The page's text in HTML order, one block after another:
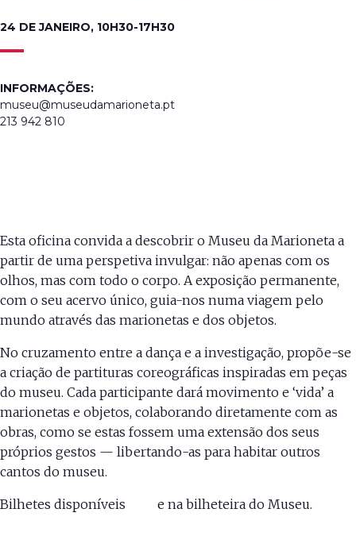
24 DE JANEIRO, 10H30-17H30
INFORMAÇÕES:
museu@museudamarioneta.pt
213 942 810
Esta oficina convida a descobrir o Museu da Marioneta a
partir de uma perspetiva invulgar: não apenas com os
olhos, mas com todo o corpo. A exposição permanente,
com o seu acervo único, guia-nos numa viagem pelo
mundo através das marionetas e dos objetos.
No cruzamento entre a dança e a investigação, propõe-se
a criação de partituras coreográficas inspiradas em peças
do museu. Cada participante dará movimento e ‘vida’ a
marionetas e objetos, colaborando diretamente com as
obras, como se estas fossem uma extensão dos seus
próprios gestos — libertando-as para habitar outros
cantos do museu.
Bilhetes disponíveis e na bilheteira do Museu.